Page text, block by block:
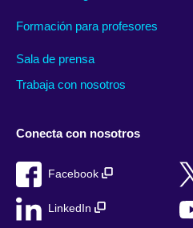
Formación para profesores
Sala de prensa
Trabaja con nosotros
Conecta con nosotros
Facebook
LinkedIn